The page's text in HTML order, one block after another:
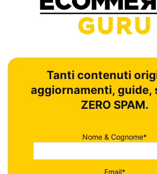
Tanti contenuti
aggiornamenti, guide,
ZERO SPAM.
Nome & Cognome*
Email*